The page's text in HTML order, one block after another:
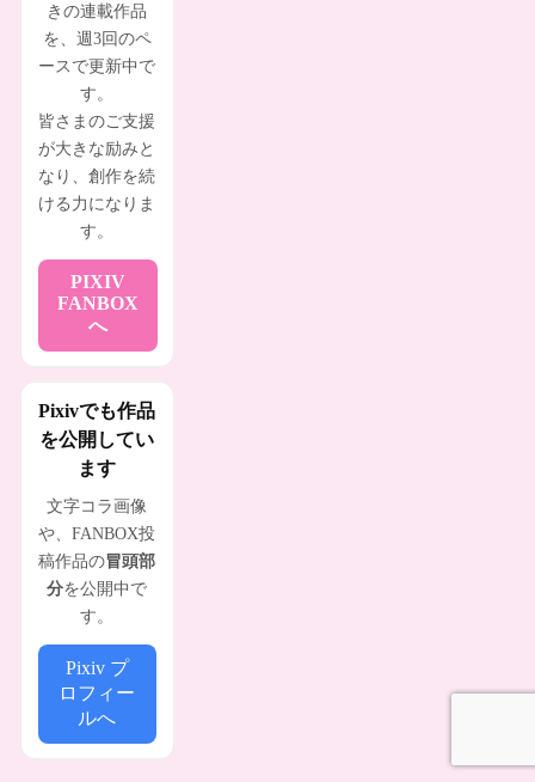
きの連載作品
を、週3回のペ
ースで更新中で
す。
皆さまのご支援
が大きな励みと
なり、創作を続
ける力になりま
す。
PIXIV
FANBOX
へ
Pixivでも作品
を公開してい
ます
文字コラ画像
や、FANBOX投
稿作品の冒頭部
分を公開中で
す。
Pixiv プ
ロフィー
ルへ